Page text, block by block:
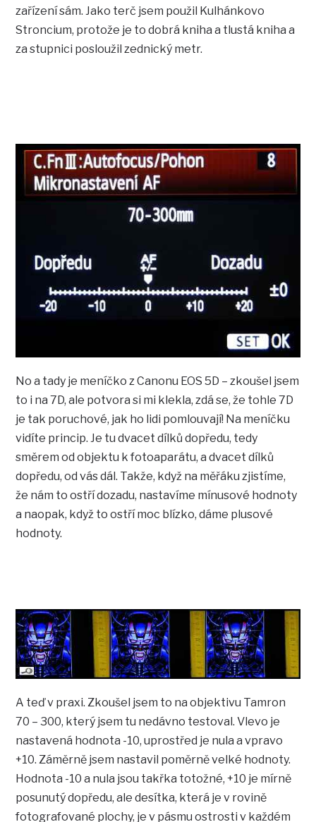
zařízení sám. Jako terč jsem použil Kulhánkovo
Stroncium, protože je to dobrá kniha a tlustá kniha a
za stupnici posloužil zednický metr.
No a tady je meníčko z Canonu EOS 5D – zkoušel jsem
to i na 7D, ale potvora si mi klekla, zdá se, že tohle 7D
je tak poruchové, jak ho lidi pomlouvají! Na meníčku
vidíte princip. Je tu dvacet dílků dopředu, tedy
směrem od objektu k fotoaparátu, a dvacet dílků
dopředu, od vás dál. Takže, když na měřáku zjistíme,
že nám to ostří dozadu, nastavíme mínusové hodnoty
a naopak, když to ostří moc blízko, dáme plusové
hodnoty.
A teď v praxi. Zkoušel jsem to na objektivu Tamron
70 – 300, který jsem tu nedávno testoval. Vlevo je
nastavená hodnota -10, uprostřed je nula a vpravo
+10. Záměrně jsem nastavil poměrně velké hodnoty.
Hodnota -10 a nula jsou takřka totožné, +10 je mírně
posunutý dopředu, ale desítka, která je v rovině
fotografované plochy, je v pásmu ostrosti v každém